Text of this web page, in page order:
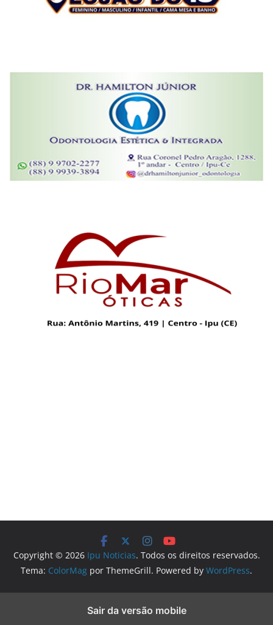
Copyright © 2026 Ipu Noticias. Todos os direitos reservados.
Tema: ColorMag por ThemeGrill. Powered by WordPress.
Sair da versão mobile